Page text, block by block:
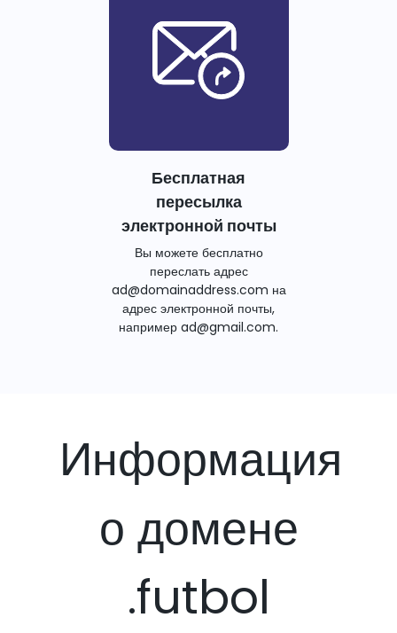
Бесплатная
пересылка
электронной почты
Вы можете бесплатно
переслать адрес
ad@domainaddress.com на
адрес электронной почты,
например ad@gmail.com.
Информация
о домене
.futbol